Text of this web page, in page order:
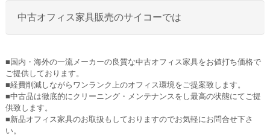
中古オフィス家具販売のサイコーでは
■国内・海外の一流メーカーの良質な中古オフィス家具をお値打ち価格で
ご提供しております。
■経費削減しながらワンランク上のオフィス環境をご提案致します。
■中古品は徹底的にクリーニング・メンテナンスをし最高の状態にてご提
供致します。
■新品オフィス家具のお取扱もしておりますのでお気軽にお問合せ下さ
い。